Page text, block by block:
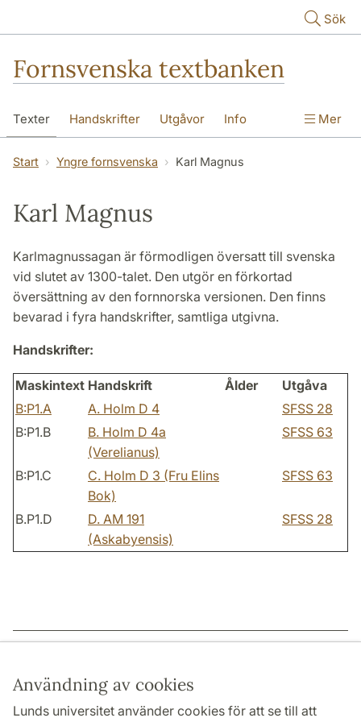
Användning av cookies
Lunds universitet använder cookies för att se till att
Sök
Fornsvenska textbanken
Texter Handskrifter Utgåvor Info Mer
Start Yngre fornsvenska Karl Magnus
Karl Magnus
Karlmagnussagan är förmodligen översatt till svenska
vid slutet av 1300-talet. Den utgör en förkortad
översättning av den fornnorska versionen. Den finns
bevarad i fyra handskrifter, samtliga utgivna.
Handskrifter:
Maskintext Handskrift Ålder
Utgåva
B:P1.A
A. Holm D 4
SFSS 28
B:P1.B
B. Holm D 4a
(Verelianus)
SFSS 63
B:P1.C
C. Holm D 3 (Fru Elins
Bok)
SFSS 63
B.P1.D
D. AM 191
(Askabyensis)
SFSS 28